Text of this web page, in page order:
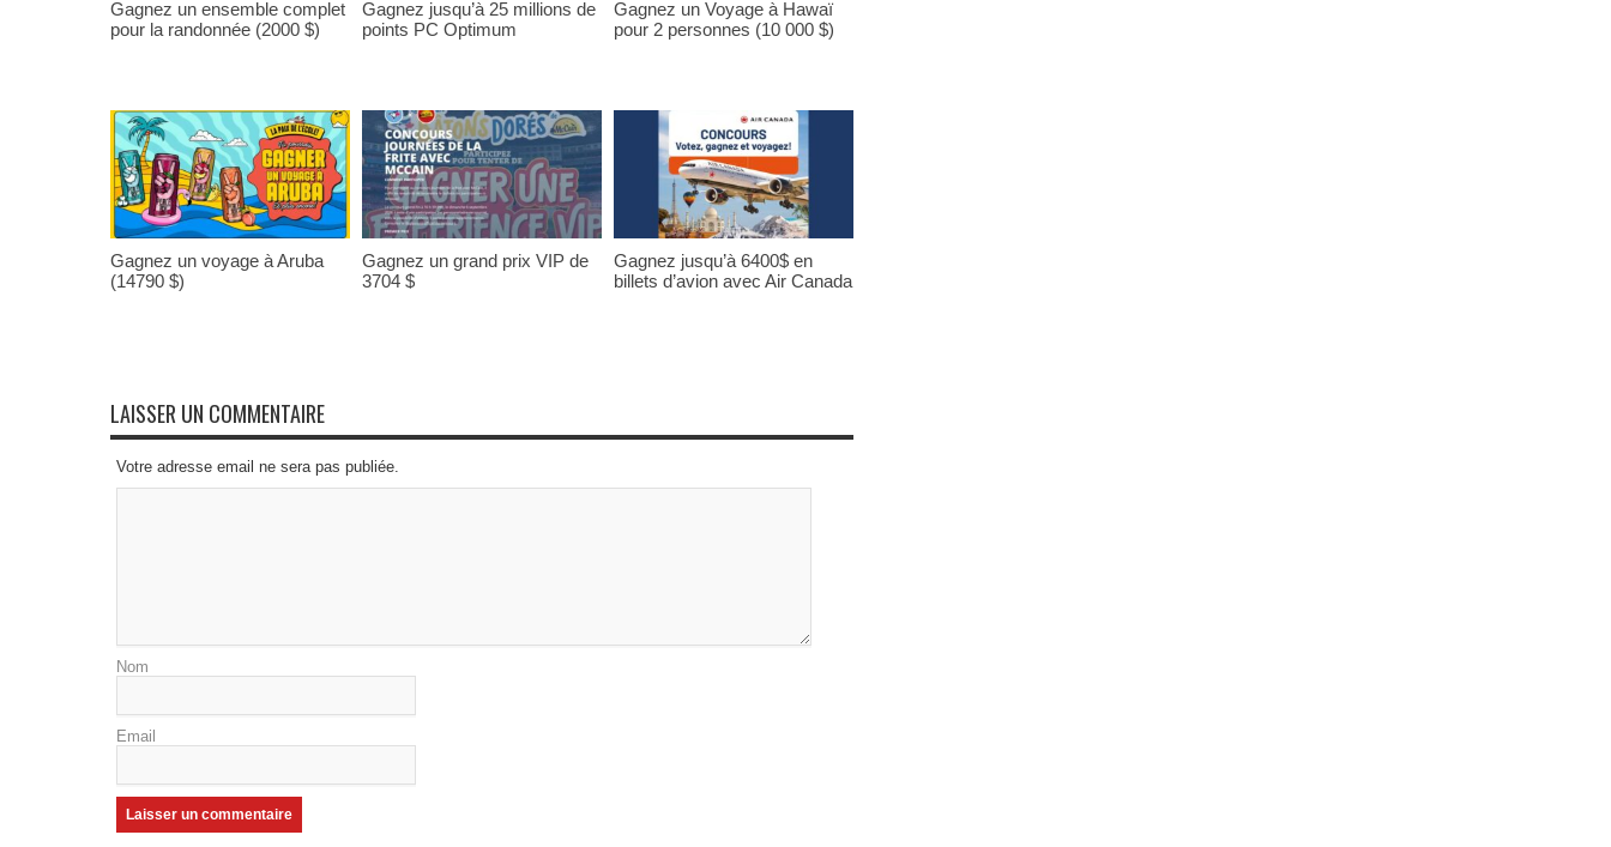
Gagnez un ensemble complet
pour la randonnée (2000 $)
Gagnez jusqu’à 25 millions de
points PC Optimum
Gagnez un Voyage à Hawaï
pour 2 personnes (10 000 $)
Gagnez un voyage à Aruba
(14790 $)
Gagnez un grand prix VIP de
3704 $
Gagnez jusqu’à 6400$ en
billets d’avion avec Air Canada
LAISSER UN COMMENTAIRE
Votre adresse email ne sera pas publiée.
Nom
Email